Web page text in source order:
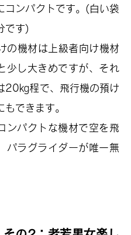
コンパクトです。(白い袋
です)
の機材は上級者向け機材
少し大きめですが、それ
20㎏程で、飛行機の預け
もできます。
ンパクトな機材で空を飛
パラグライダーが唯一無